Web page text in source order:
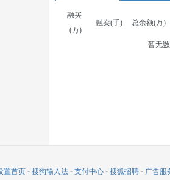
融买
(万)
融卖(手) 总余额(万)
暂无
置首页 - 搜狗输入法 - 支付中心 - 搜狐招聘 - 广告服